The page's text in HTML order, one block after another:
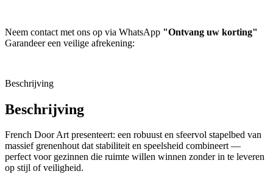
Neem contact met ons op via WhatsApp "Ontvang uw korting"
Garandeer een veilige afrekening:
Beschrijving
Beschrijving
French Door Art presenteert: een robuust en sfeervol stapelbed van
massief grenenhout dat stabiliteit en speelsheid combineert —
perfect voor gezinnen die ruimte willen winnen zonder in te leveren
op stijl of veiligheid.